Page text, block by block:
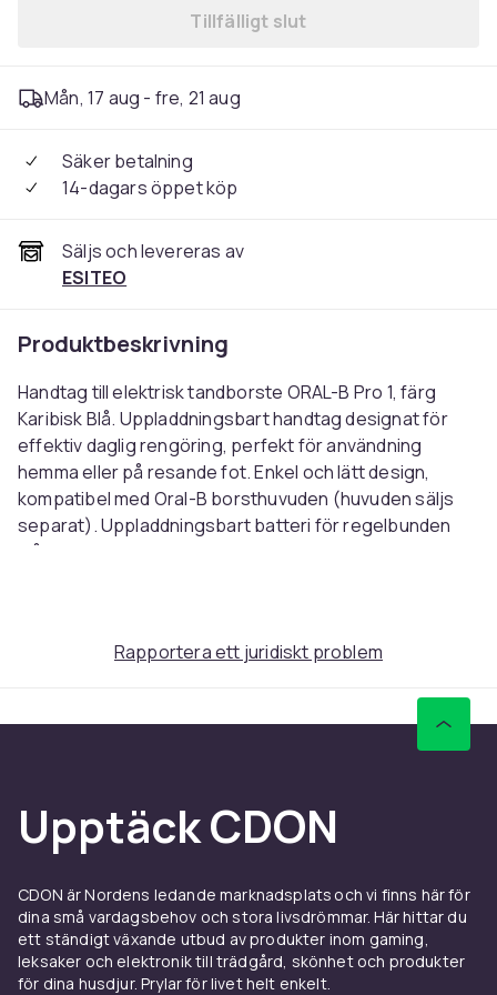
Tillfälligt slut
Mån, 17 aug - fre, 21 aug
Säker betalning
14-dagars öppet köp
Säljs och levereras av
ESITEO
Produktbeskrivning
Handtag till elektrisk tandborste ORAL-B Pro 1, färg
Karibisk Blå. Uppladdningsbart handtag designat för
effektiv daglig rengöring, perfekt för användning
hemma eller på resande fot. Enkel och lätt design,
kompatibel med Oral-B borsthuvuden (huvuden säljs
separat). Uppladdningsbart batteri för regelbunden
trådlös användning. Produkten är lämplig för daglig
0332ae4a-e45f-50a8-ad5c-ad068dcf964c
Rapportera ett juridiskt problem
Upptäck CDON
CDON är Nordens ledande marknadsplats och vi finns här för
dina små vardagsbehov och stora livsdrömmar. Här hittar du
ett ständigt växande utbud av produkter inom gaming,
leksaker och elektronik till trädgård, skönhet och produkter
för dina husdjur. Prylar för livet helt enkelt.